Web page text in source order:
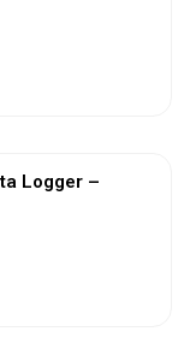
Logger –